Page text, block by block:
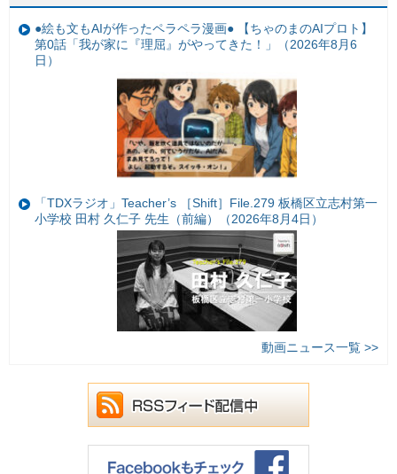
●絵も文もAIが作ったペラペラ漫画● 【ちゃのまのAIプロト】
第0話「我が家に『理屈』がやってきた！」（2026年8月6
日）
「TDXラジオ」Teacher’s ［Shift］File.279 板橋区立志村第一
小学校 田村 久仁子 先生（前編）（2026年8月4日）
動画ニュース一覧 >>